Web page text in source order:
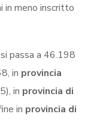
in meno inscritto
si passa a 46.198
in provincia
in provincia di
in provincia di